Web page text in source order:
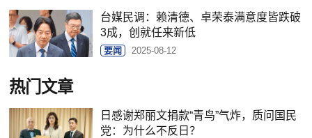
台媒民调：赖清德、卓荣泰满意度皆跌破
3成，创就任来新低
要闻 2025-08-12
热门文章
日感谢郑丽文捐款“青鸟”气炸，质问国民
党：为什么不反日？